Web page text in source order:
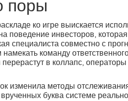
поры
ко игре выискается
поведение инвесторов,
специалиста совместно с
команду
в коллапс,
изменила методы
буква системе